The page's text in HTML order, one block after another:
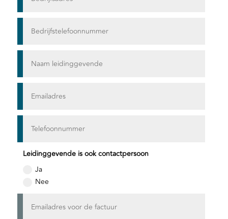
Leidinggevende is ook contactpersoon
Ja
Nee